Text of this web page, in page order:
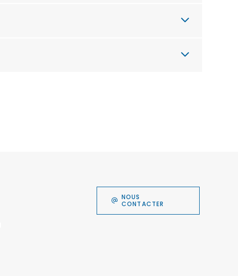
NOUS
CONTACTER